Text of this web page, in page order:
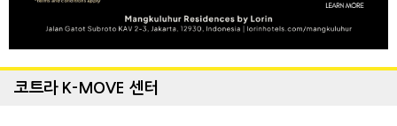
코트라 K-MOVE 센터